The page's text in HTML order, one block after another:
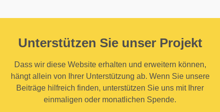
Unterstützen Sie unser Projekt
Dass wir diese Website erhalten und erweitern können,
hängt allein von Ihrer Unterstützung ab. Wenn Sie unsere
Beiträge hilfreich finden, unterstützen Sie uns mit Ihrer
einmaligen oder monatlichen Spende.